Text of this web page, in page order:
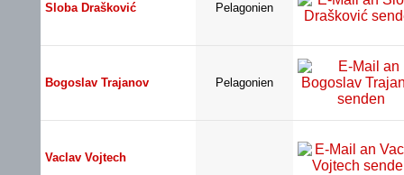
Sloba Drašković Pelagonien
Bogoslav Trajanov Pelagonien
Vaclav Vojtech